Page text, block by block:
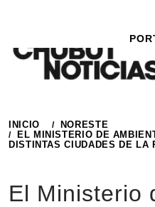
contenido
INICIO
NORESTE
EL MINISTERIO DE
DISTINTAS CIUDADES DE LA
El Ministerio